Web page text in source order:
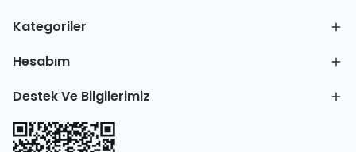
Kategoriler
Hesabım
Destek Ve Bilgilerimiz